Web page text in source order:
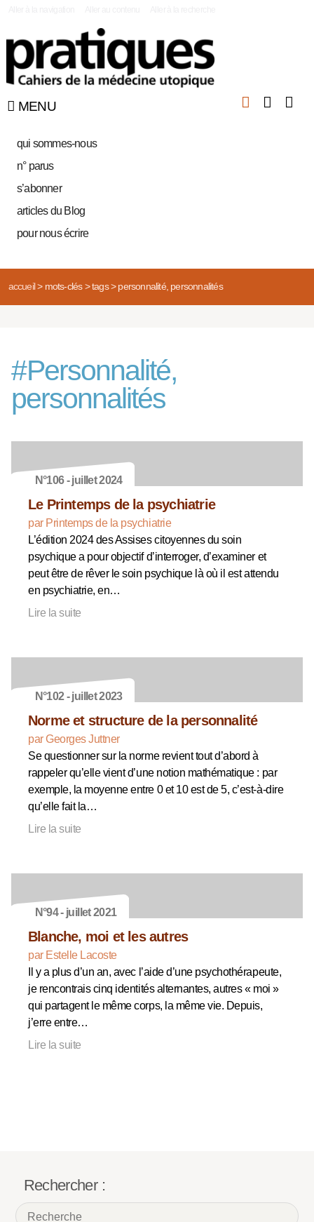
MENU
qui sommes-nous
n° parus
s’abonner
articles du Blog
pour nous écrire
accueil> mots-clés> tags> personnalité, personnalités
#Personnalité,
personnalités
N°106 - juillet 2024
Le Printemps de la psychiatrie
par Printemps de la psychiatrie
L’édition 2024 des Assises citoyennes du soin
psychique a pour objectif d’interroger, d’examiner et
peut être de rêver le soin psychique là où il est attendu
en psychiatrie, en…
Lire la suite
N°102 - juillet 2023
Norme et structure de la personnalité
par Georges Juttner
Se questionner sur la norme revient tout d’abord à
rappeler qu’elle vient d’une notion mathématique : par
exemple, la moyenne entre 0 et 10 est de 5, c’est-à-dire
qu’elle fait la…
Lire la suite
N°94 - juillet 2021
Blanche, moi et les autres
par Estelle Lacoste
Il y a plus d’un an, avec l’aide d’une psychothérapeute,
je rencontrais cinq identités alternantes, autres « moi »
qui partagent le même corps, la même vie. Depuis,
j’erre entre…
Lire la suite
Rechercher :